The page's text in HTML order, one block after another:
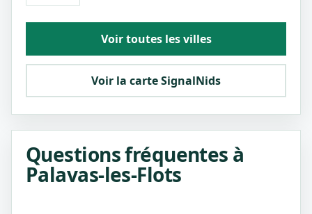
Voir toutes les villes
Voir la carte SignalNids
Questions fréquentes à
Palavas-les-Flots